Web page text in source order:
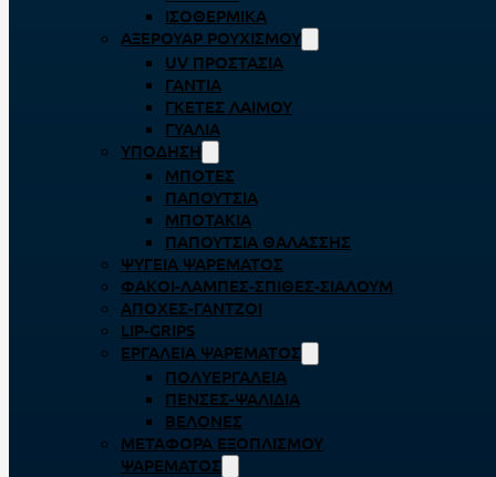
ΙΣΟΘΕΡΜΙΚΆ
ΑΞΕΡΟΥΆΡ ΡΟΥΧΙΣΜΟΎ
UV ΠΡΟΣΤΑΣΊΑ
ΓΆΝΤΙΑ
ΓΚΈΤΕΣ ΛΑΊΜΟΥ
ΓΥΑΛΙΆ
ΥΠΌΔΗΣΗ
ΜΠΌΤΕΣ
ΠΑΠΟΎΤΣΙΑ
ΜΠΟΤΆΚΙΑ
ΠΑΠΟΎΤΣΙΑ ΘΑΛΆΣΣΗΣ
ΨΥΓΕΊΑ ΨΑΡΈΜΑΤΟΣ
ΦΑΚΟΊ-ΛΆΜΠΕΣ-ΣΠΊΘΕΣ-ΣΊΑΛΟΥΜ
ΑΠΌΧΕΣ-ΓΆΝΤΖΟΙ
LIP-GRIPS
EΡΓΑΛΕΊΑ ΨΑΡΈΜΑΤΟΣ
ΠΟΛΥΕΡΓΑΛΕΊΑ
ΠΈΝΣΕΣ-ΨΑΛΊΔΙΑ
ΒΕΛΌΝΕΣ
ΜΕΤΑΦΟΡΆ ΕΞΟΠΛΙΣΜΟΎ
ΨΑΡΈΜΑΤΟΣ